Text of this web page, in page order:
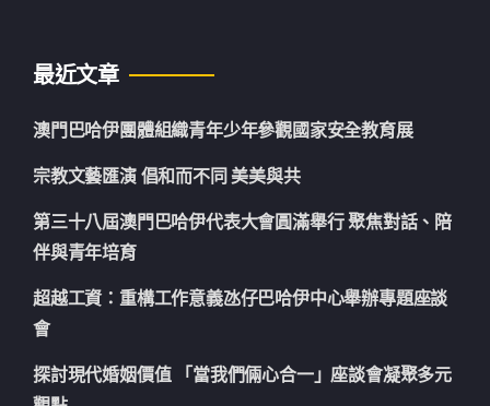
最近文章
澳門巴哈伊團體組織青年少年參觀國家安全教育展
宗教文藝匯演 倡和而不同 美美與共
第三十八屆澳門巴哈伊代表大會圓滿舉行 聚焦對話、陪
伴與青年培育
超越工資：重構工作意義氹仔巴哈伊中心舉辦專題座談
會
探討現代婚姻價值 「當我們倆心合一」座談會凝聚多元